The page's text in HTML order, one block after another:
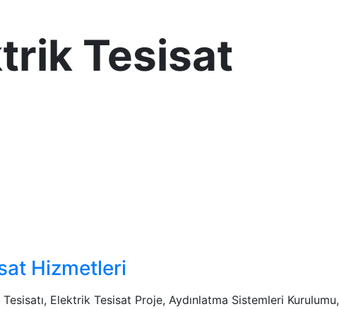
Tesisat
Hizmetleri
Elektrik Tesisat Proje, Aydınlatma Sistemleri Kurulumu,